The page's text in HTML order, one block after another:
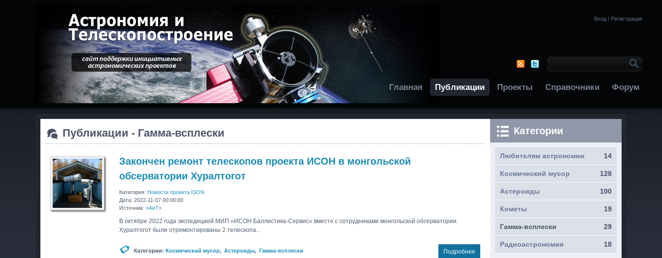
Вход | Регистрация
Главная Публикации Проекты Справочники Форум
Публикации - Гамма-всплески
Закончен ремонт телескопов проекта ИСОН в монгольской
обсерватории Хуралтогот
Категория: Новости проекта ISON
Дата: 2022-11-07 00:00:00
Источник: «АиТ»
В октябре 2022 года экспедицией МИП «ИСОН Баллистика-Сервис» вместе с сотрудниками монгольской обсерватории
Хуралтогот были отремонтированы 2 телескопа...
Подробнее
Категории: Космический мусор, Астероиды, Гамма-всплески
Категории
14
Любителям астрономии
128
Космический мусор
100
Астероиды
19
Кометы
29
Гамма-всплески
18
Радиоастрономия